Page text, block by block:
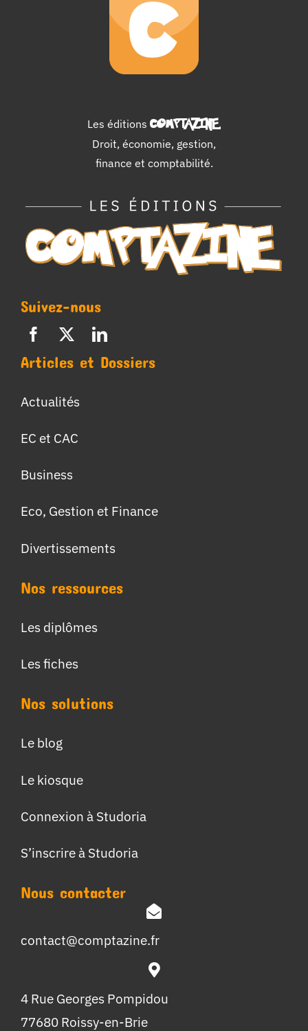
Les éditions COMPTAZINE.
Droit, économie, gestion,
finance et comptabilité.
Suivez-nous
Articles et Dossiers
Actualités
EC et CAC
Business
Eco, Gestion et Finance
Divertissements
Nos ressources
Les diplômes
Les fiches
Nos solutions
Le blog
Le kiosque
Connexion à Studoria
S’inscrire à Studoria
Nous contacter
contact@comptazine.fr
4 Rue Georges Pompidou
77680 Roissy-en-Brie